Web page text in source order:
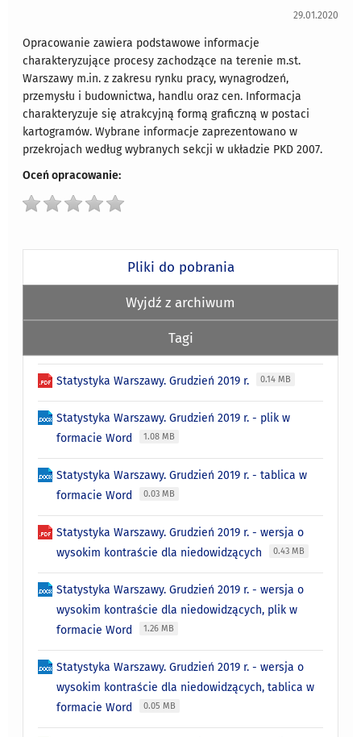
29.01.2020
Opracowanie zawiera podstawowe informacje
charakteryzujące procesy zachodzące na terenie m.st.
Warszawy m.in. z zakresu rynku pracy, wynagrodzeń,
przemysłu i budownictwa, handlu oraz cen. Informacja
charakteryzuje się atrakcyjną formą graficzną w postaci
kartogramów. Wybrane informacje zaprezentowano w
przekrojach według wybranych sekcji w układzie PKD 2007.
Oceń opracowanie:
Pliki do pobrania
Wyjdź z archiwum
Tagi
Statystyka Warszawy. Grudzień 2019 r. 0.14 MB
Statystyka Warszawy. Grudzień 2019 r. - plik w
formacie Word
1.08 MB
Statystyka Warszawy. Grudzień 2019 r. - tablica w
formacie Word
0.03 MB
Statystyka Warszawy. Grudzień 2019 r. - wersja o
wysokim kontraście dla niedowidzących
0.43 MB
Statystyka Warszawy. Grudzień 2019 r. - wersja o
wysokim kontraście dla niedowidzących, plik w
formacie Word
1.26 MB
Statystyka Warszawy. Grudzień 2019 r. - wersja o
wysokim kontraście dla niedowidzących, tablica w
formacie Word
0.05 MB